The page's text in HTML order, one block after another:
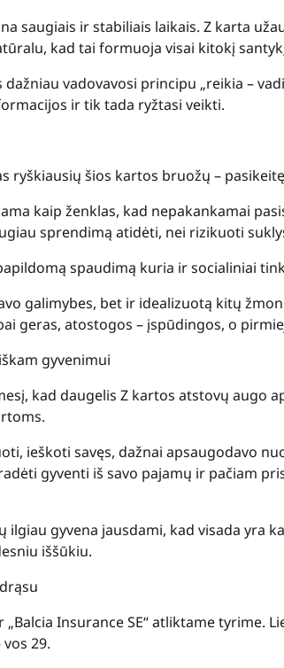
saugiais ir stabiliais laikais. Z karta
kad tai formuoja visai kitokį
vadovavosi principu „reikia –
ir tik tada ryžtasi veikti.
ryškiausių šios kartos bruožų –
kaip ženklas, kad nepakankamai
sprendimą atidėti, nei rizikuoti
spaudimą kuria ir socialiniai
galimybes, bet ir idealizuotą kitų
geras, atostogos – įspūdingos, o
gyvenimui
kad daugelis Z kartos atstovų augo
ieškoti savęs, dažnai apsaugodavo
gyventi iš savo pajamų ir pačiam
ilgiau gyvena jausdami, kad visada yra
iššūkiu.
Insurance SE“ atliktame tyrime.
29.